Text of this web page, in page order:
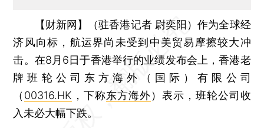
【财新网】（驻香港记者 尉奕阳）作为全球经
济风向标，航运界尚未受到中美贸易摩擦较大冲
击。在8月6日于香港举行的业绩发布会上，香港老
牌班轮公司东方海外（国际）有限公司
（ 00316.HK ，下称东方海外）表示，班轮公司收
入未必大幅下跌。